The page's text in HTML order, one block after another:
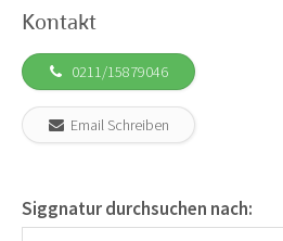
Kontakt
0211/15879046
Email Schreiben
Siggnatur durchsuchen nach: